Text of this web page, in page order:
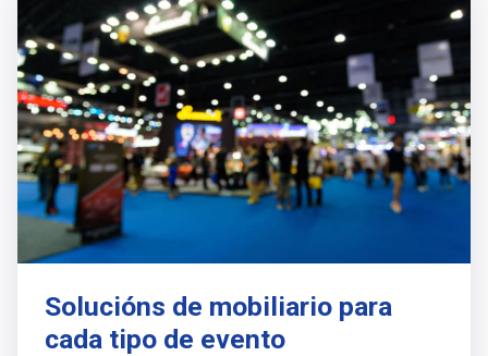
Solucións de mobiliario para
cada tipo de evento